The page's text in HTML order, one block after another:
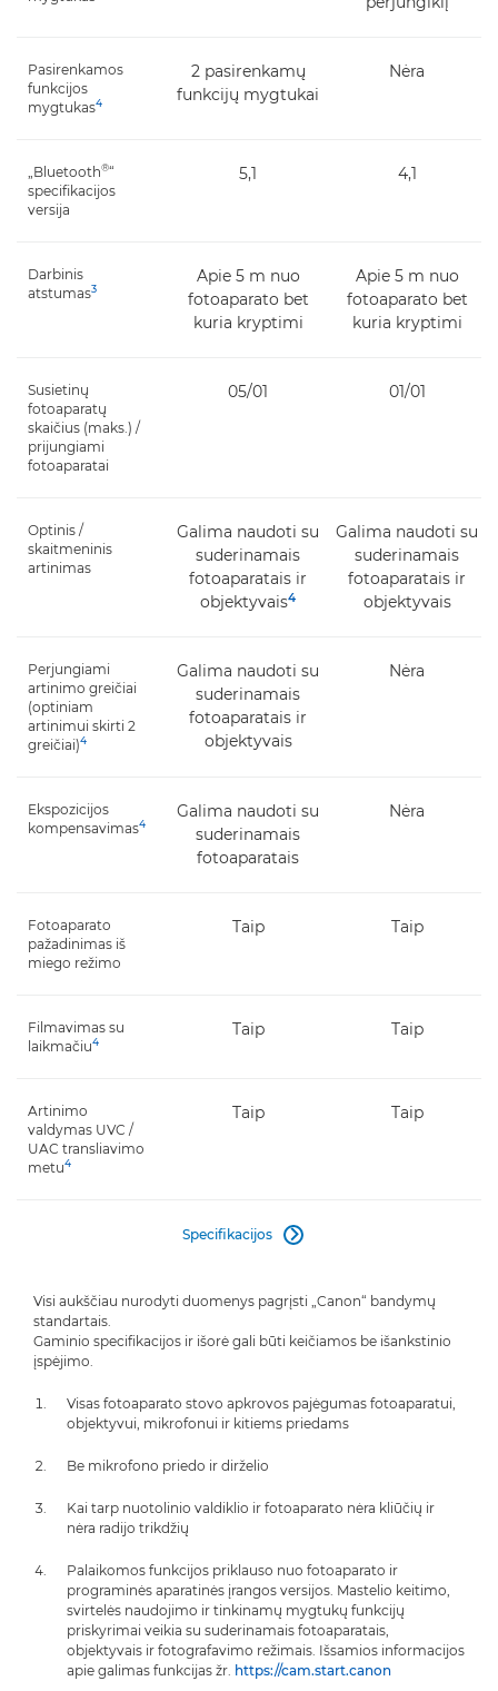
Pasirenkamos
funkcijos
mygtukas4
2 pasirenkamų
funkcijų mygtukai
Nėra
„Bluetooth®“
specifikacijos
versija
5,1 4,1
Darbinis
atstumas3
Apie 5 m nuo
fotoaparato bet
kuria kryptimi
Apie 5 m nuo
fotoaparato bet
kuria kryptimi
Susietinų
fotoaparatų
skaičius (maks.) /
prijungiami
fotoaparatai
05/01 01/01
Optinis /
skaitmeninis
artinimas
Galima naudoti su
suderinamais
fotoaparatais ir
objektyvais4
Galima naudoti su
suderinamais
fotoaparatais ir
objektyvais
Perjungiami
artinimo greičiai
(optiniam
artinimui skirti 2
greičiai)4
Galima naudoti su
suderinamais
fotoaparatais ir
objektyvais
Nėra
Ekspozicijos
kompensavimas4
Galima naudoti su
suderinamais
fotoaparatais
Nėra
Fotoaparato
pažadinimas iš
miego režimo
Taip Taip
Filmavimas su
laikmačiu4
Taip Taip
Artinimo
valdymas UVC /
UAC transliavimo
metu4
Taip Taip
Specifikacijos 
Visi aukščiau nurodyti duomenys pagrįsti „Canon“ bandymų
standartais.
Gaminio specifikacijos ir išorė gali būti keičiamos be išankstinio
įspėjimo.
Visas fotoaparato stovo apkrovos pajėgumas fotoaparatui,
objektyvui, mikrofonui ir kitiems priedams
Be mikrofono priedo ir dirželio
Kai tarp nuotolinio valdiklio ir fotoaparato nėra kliūčių ir
nėra radijo trikdžių
Palaikomos funkcijos priklauso nuo fotoaparato ir
programinės aparatinės įrangos versijos. Mastelio keitimo,
svirtelės naudojimo ir tinkinamų mygtukų funkcijų
priskyrimai veikia su suderinamais fotoaparatais,
objektyvais ir fotografavimo režimais. Išsamios informacijos
apie galimas funkcijas žr. https://cam.start.canon